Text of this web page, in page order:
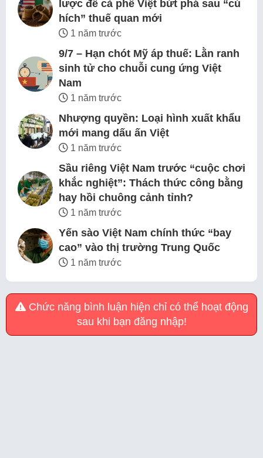
lược để cà phê Việt bứt phá sau “cú
hích” thuế quan mới
1 năm trước
9/7 – Hạn chót Mỹ áp thuế: Lằn ranh
sinh tử cho chuỗi cung ứng Việt
Nam
1 năm trước
Nhượng quyền: Loại hình xuất khẩu
mới mang dấu ấn Việt
1 năm trước
Sầu riêng Việt Nam trước “cuộc chơi
khắc nghiệt”: Thách thức công bằng
hay hồi chuông cảnh tỉnh?
1 năm trước
Yến sào Việt Nam chính thức “bay
cao” vào thị trường Trung Quốc
1 năm trước
Chức năng bình luận hiện chỉ có thể hoạt động
sau khi bạn đăng nhập!